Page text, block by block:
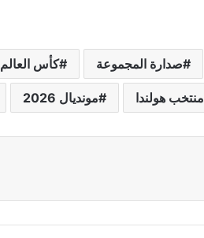
صدارة المجموعة كأس العالم 2026
منتخب هولندا مونديال 2026